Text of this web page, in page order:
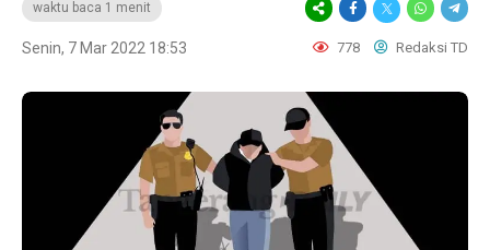
waktu baca 1 menit
Senin, 7 Mar 2022 18:53 778 Redaksi TD